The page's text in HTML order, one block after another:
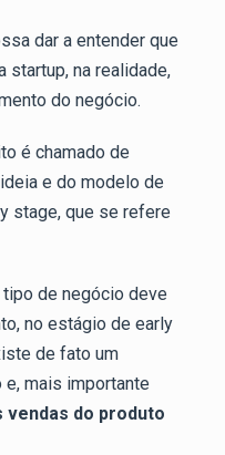
dar a entender que
startup, na realidade,
do negócio.
é chamado de
e do modelo de
stage, que se refere
de negócio deve
no estágio de early
de fato um
mais importante
do produto